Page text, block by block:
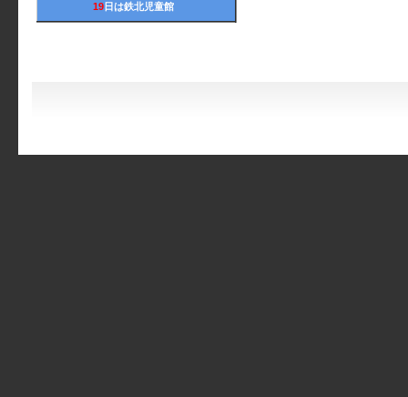
19日は鉄北児童館